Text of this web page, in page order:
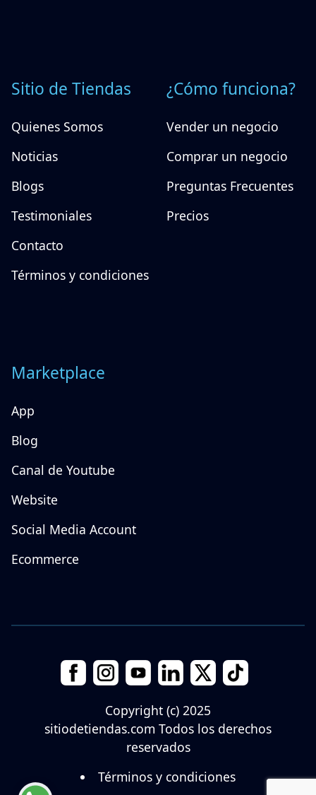
Sitio de Tiendas
Quienes Somos
Noticias
Blogs
Testimoniales
Contacto
Términos y condiciones
¿Cómo funciona?
Vender un negocio
Comprar un negocio
Preguntas Frecuentes
Precios
Marketplace
App
Blog
Canal de Youtube
Website
Social Media Account
Ecommerce
Copyright (c) 2025
sitiodetiendas.com Todos los derechos
reservados
Términos y condiciones